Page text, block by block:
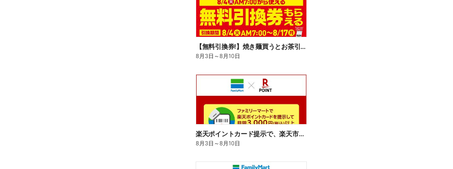
【無料引換券!】焼き麺買うとお茶引換券貰える!
8月3日 ～8月10日
楽天ポイントカード提示で、楽天市場でのお買い物がおトクに!
8月3日 ～8月10日